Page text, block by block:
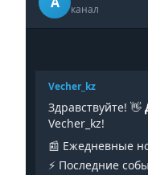
канал
Vecher_kz
Здравствуйте! 👋
Vecher_kz!
📰 Ежедневные
⚡️ Последние